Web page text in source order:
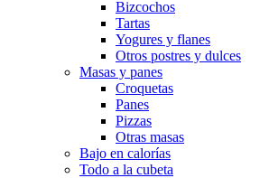
Bizcochos
Tartas
Yogures y flanes
Otros postres y dulces
Masas y panes
Croquetas
Panes
Pizzas
Otras masas
Bajo en calorías
Todo a la cubeta